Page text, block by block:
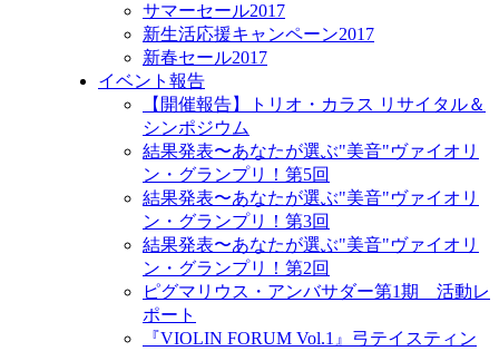
サマーセール2017
新生活応援キャンペーン2017
新春セール2017
イベント報告
【開催報告】トリオ・カラス リサイタル＆
シンポジウム
結果発表〜あなたが選ぶ"美音"ヴァイオリ
ン・グランプリ！第5回
結果発表〜あなたが選ぶ"美音"ヴァイオリ
ン・グランプリ！第3回
結果発表〜あなたが選ぶ"美音"ヴァイオリ
ン・グランプリ！第2回
ピグマリウス・アンバサダー第1期 活動レ
ポート
『VIOLIN FORUM Vol.1』弓テイスティン